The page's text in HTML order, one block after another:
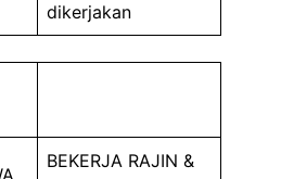
dikerjakan
BEKERJA RAJIN &